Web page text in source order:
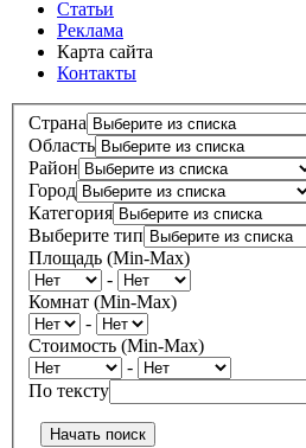
Статьи
Реклама
Карта сайта
Контакты
Страна
Область
Район
Город
Категория
Выберите тип
Площадь (Min-Max)
-
Комнат (Min-Max)
-
Стоимость (Min-Max)
-
По тексту